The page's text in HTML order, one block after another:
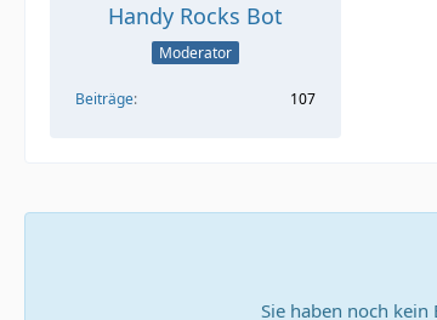
Handy Rocks Bot
Moderator
Beiträge 107
Sie haben noch kein